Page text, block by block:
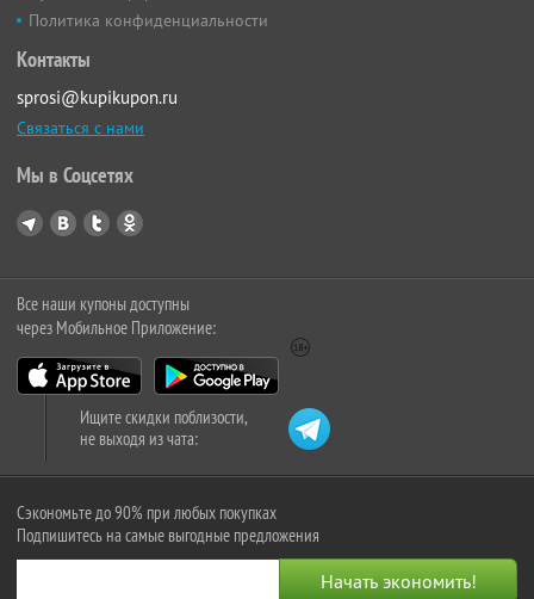
Политика конфиденциальности
Контакты
sprosi@kupikupon.ru
Связаться с нами
Мы в Соцсетях
Все наши купоны доступны
через Мобильное Приложение:
Ищите скидки поблизости,
не выходя из чата:
Сэкономьте до 90% при любых покупках
Подпишитесь на самые выгодные предложения